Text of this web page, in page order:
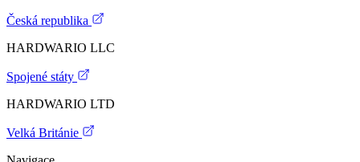
Česká republika
HARDWARIO LLC
Spojené státy
HARDWARIO LTD
Velká Británie